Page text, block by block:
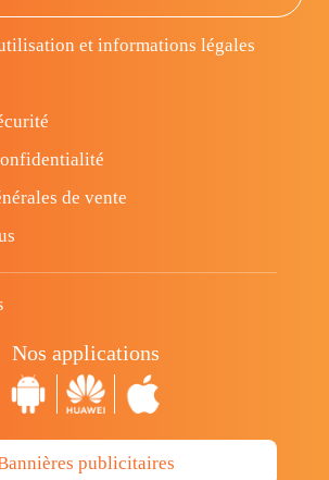
et informations légales
de vente
Nos applications
publicitaires